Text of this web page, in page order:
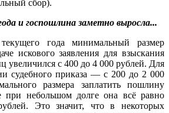
сбор).
и госпошлина заметно выросла...
года минимальный размер
искового заявления для взыскания
увеличился с 400 до 4 000 рублей. Для
судебного приказа — с 200 до 2 000
размера заплатить пошлину
при небольшом долге она всё равно
Это значит, что в некоторых